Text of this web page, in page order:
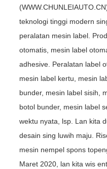
teknologi tinggi modern
peralatan mesin label.
otomatis, mesin label
adhesive. Peralatan label
mesin label kertu, mesin
bunder, mesin label sisih,
botol bunder, mesin label
wektu nyata, lsp. Lan kita
desain sing luwih maju.
mesin nempel spons
Maret 2020, lan kita wis